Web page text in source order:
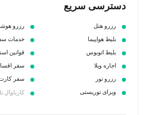
دسترسی سریع
رزرو هتل
بلیط هواپیما
بلیط اتوبوس
اجاره ویلا
رزرو تور
ویزای توریستی
رزرو
خدمات
قوانین
سفر
سفر
کارناوال